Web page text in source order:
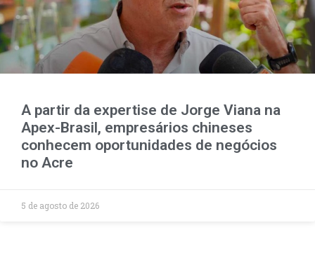
A partir da expertise de Jorge Viana na
Apex-Brasil, empresários chineses
conhecem oportunidades de negócios
no Acre
5 de agosto de 2026